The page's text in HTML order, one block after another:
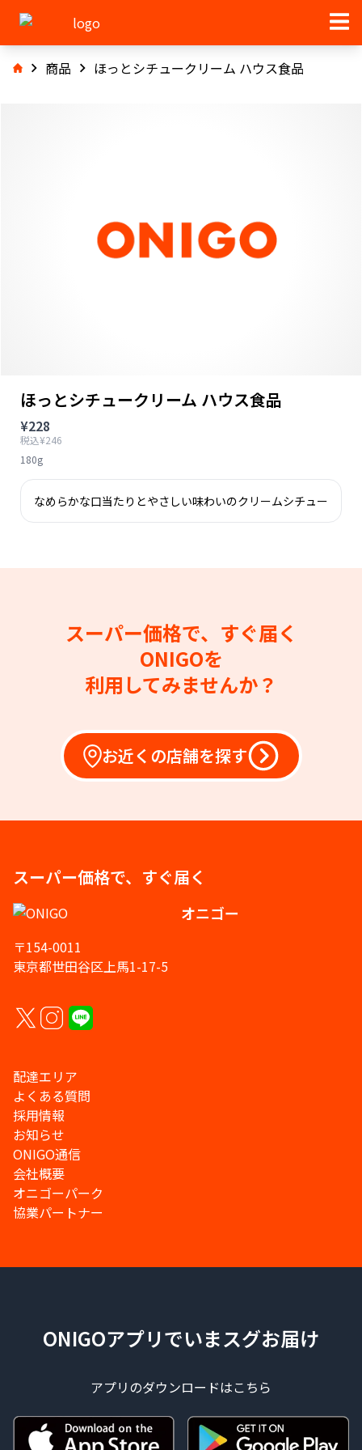
商品 ほっとシチュークリーム ハウス食品
ほっとシチュークリーム ハウス食品
¥228
税込¥246
180g
なめらかな口当たりとやさしい味わいのクリームシチュー
スーパー価格で、すぐ届く
ONIGOを
利用してみませんか？
お近くの店舗を探す
スーパー価格で、すぐ届く
オニゴー
〒154-0011
東京都世田谷区上馬1-17-5
配達エリア
よくある質問
採用情報
お知らせ
ONIGO通信
会社概要
オニゴーパーク
協業パートナー
ONIGOアプリでいまスグお届け
アプリのダウンロードはこちら